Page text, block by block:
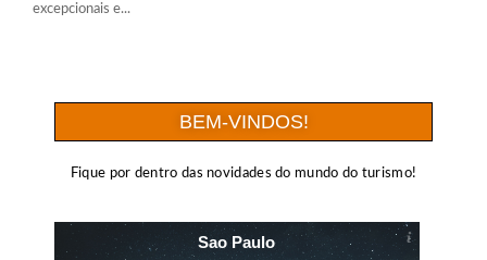
excepcionais e...
BEM-VINDOS!
Fique por dentro das novidades do mundo do turismo!
Sao Paulo